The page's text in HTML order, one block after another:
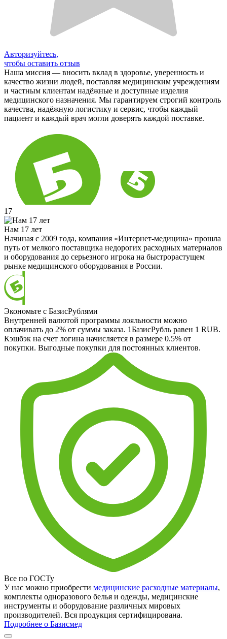
Авторизуйтесь,
чтобы оставить отзыв
Наша миссия — вносить вклад в здоровье, уверенность и
качество жизни людей, поставляя медицинским учреждениям
и частным клиентам надёжные и доступные изделия
медицинского назначения. Мы гарантируем строгий контроль
качества, надёжную логистику и сервис, чтобы каждый
пациент и каждый врач могли доверять каждой поставке.
17
Нам 17 лет
Начиная с 2009 года, компания «Интернет-медицина» прошла
путь от мелкого поставщика недорогих расходных материалов
и оборудования до серьезного игрока на быстрорастущем
рынке медицинского оборудования в России.
Экономьте с БазисРублями
Внутренней валютой программы лояльности можно
оплачивать до 2% от суммы заказа. 1БазисРубль равен 1 RUB.
Кэшбэк на счет логина начисляется в размере 0.5% от
покупки. Выгодные покупки для постоянных клиентов.
Все по ГОСТу
У нас можно приобрести медицинские расходные материалы,
комплекты одноразового белья и одежды, медицинские
инструменты и оборудование различных мировых
производителей. Вся продукция сертифицирована.
Подробнее о Базисмед